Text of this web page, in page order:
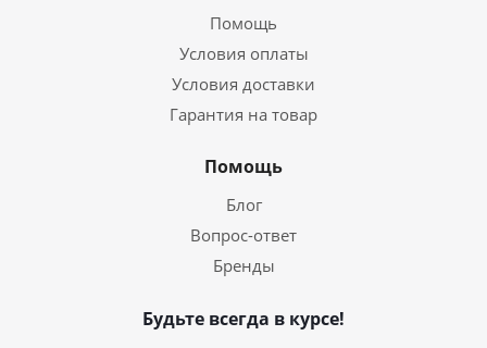
Помощь
Условия оплаты
Условия доставки
Гарантия на товар
Помощь
Блог
Вопрос-ответ
Бренды
Будьте всегда в курсе!